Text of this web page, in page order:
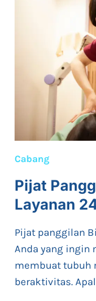
24
JAM
Cabang
Pijat
Layanan
Pijat panggilan
Anda yang ingin
membuat tubuh
beraktivitas.